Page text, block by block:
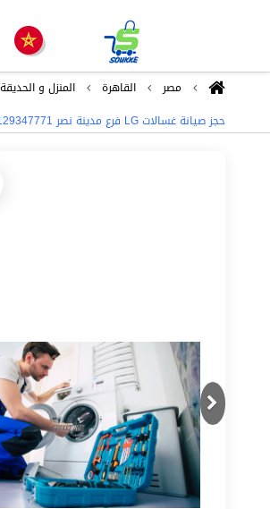
مصر القاهرة المنزل و الحديقة
حجز صيانة غسالات LG فرع مدينة نصر 01129347771
Previous